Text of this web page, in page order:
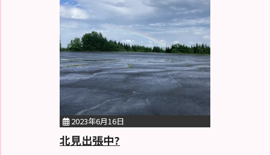
2023年6月16日
北見出張中?